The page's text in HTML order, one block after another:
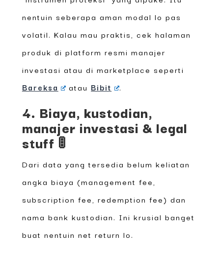
nentuin seberapa aman modal lo pas
volatil. Kalau mau praktis, cek halaman
produk di platform resmi manajer
investasi atau di marketplace seperti
Bareksa
atau Bibit .
4. Biaya, kustodian,
manajer investasi & legal
stuff 🚦
Dari data yang tersedia belum keliatan
angka biaya (management fee,
subscription fee, redemption fee) dan
nama bank kustodian. Ini krusial banget
buat nentuin net return lo.